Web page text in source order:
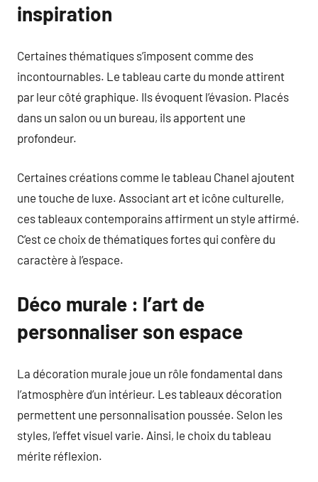
inspiration
Certaines thématiques s’imposent comme des
incontournables. Le tableau carte du monde attirent
par leur côté graphique. Ils évoquent l’évasion. Placés
dans un salon ou un bureau, ils apportent une
profondeur.
Certaines créations comme le tableau Chanel ajoutent
une touche de luxe. Associant art et icône culturelle,
ces tableaux contemporains affirment un style affirmé.
C’est ce choix de thématiques fortes qui confère du
caractère à l’espace.
Déco murale : l’art de
personnaliser son espace
La décoration murale joue un rôle fondamental dans
l’atmosphère d’un intérieur. Les tableaux décoration
permettent une personnalisation poussée. Selon les
styles, l’effet visuel varie. Ainsi, le choix du tableau
mérite réflexion.